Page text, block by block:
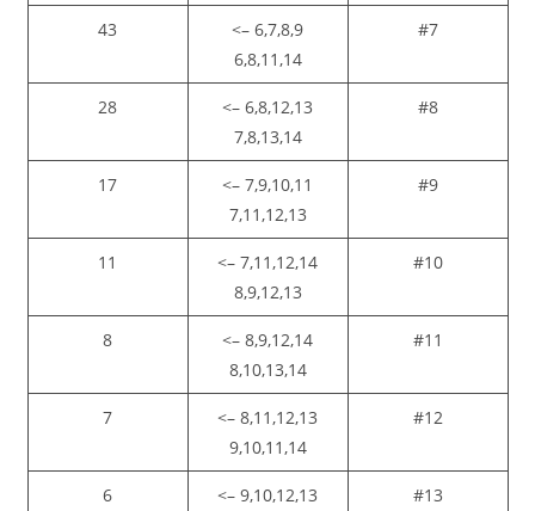
#7
6,7,8,9 –>
6,8,11,14
43
#8
6,8,12,13 –>
7,8,13,14
28
#9
7,9,10,11 –>
7,11,12,13
17
#10
7,11,12,14 –>
8,9,12,13
11
#11
8,9,12,14 –>
8,10,13,14
8
#12
8,11,12,13 –>
9,10,11,14
7
#13
9,10,12,13 –>
6